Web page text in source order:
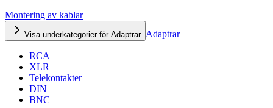
Montering av kablar
Visa underkategorier för Adaptrar Adaptrar
RCA
XLR
Telekontakter
DIN
BNC